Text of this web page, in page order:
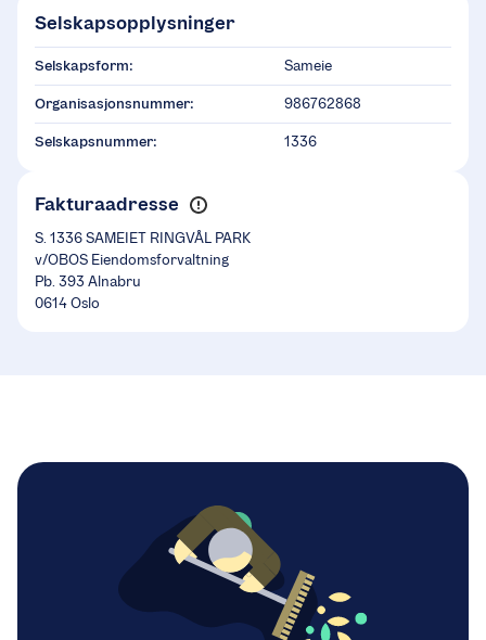
Selskapsopplysninger
Selskapsform: Sameie
Organisasjonsnummer: 986762868
Selskapsnummer: 1336
Fakturaadresse
S. 1336 SAMEIET RINGVÅL PARK
v/OBOS Eiendomsforvaltning
Pb. 393 Alnabru
0614 Oslo